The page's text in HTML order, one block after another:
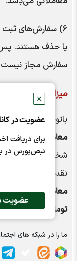
✕
عضویت در
برای دریافت
نبض‌بورس در
عضویت
۶) سفارش‌های
یا حذف هستند. پس
سفارش مجاز نیست.
میزان نقدینگی مورد
باتوجه به قیمت
معادل ۲۴,۱۱۳ ریال
شخص حقیقی و
نقدینگی لازم
معادل سیصد و
تومان
خواهد بود.
ما را در شبکه های